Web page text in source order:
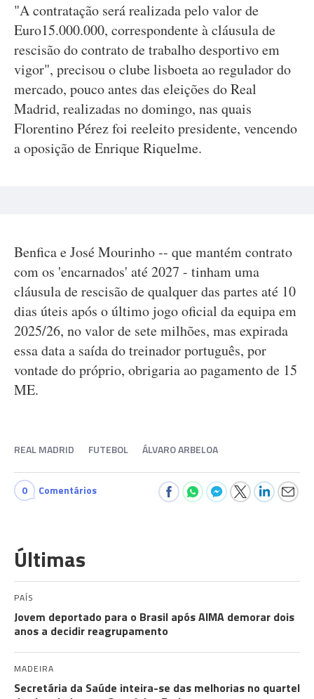
"A contratação será realizada pelo valor de
Euro15.000.000, correspondente à cláusula de
rescisão do contrato de trabalho desportivo em
vigor", precisou o clube lisboeta ao regulador do
mercado, pouco antes das eleições do Real
Madrid, realizadas no domingo, nas quais
Florentino Pérez foi reeleito presidente, vencendo
a oposição de Enrique Riquelme.
Benfica e José Mourinho -- que mantém contrato
com os 'encarnados' até 2027 - tinham uma
cláusula de rescisão de qualquer das partes até 10
dias úteis após o último jogo oficial da equipa em
2025/26, no valor de sete milhões, mas expirada
essa data a saída do treinador português, por
vontade do próprio, obrigaria ao pagamento de 15
ME.
REAL MADRID FUTEBOL ÁLVARO ARBELOA
0 Comentários
Últimas
PAÍS
Jovem deportado para o Brasil após AIMA demorar dois
anos a decidir reagrupamento
MADEIRA
Secretária da Saúde inteira-se das melhorias no quartel